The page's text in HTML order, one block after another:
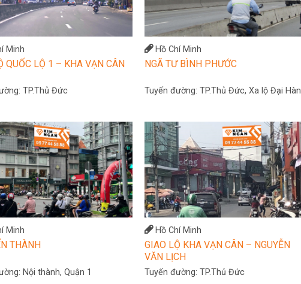
Minh
QUỐC LỘ 1 – KHA VẠN CÂN
TP.Thủ Đức
Hồ Chí Minh
NGÃ TƯ BÌNH PHƯỚC
Tuyến đường: TP.Thủ Đức, Xa lộ Đại Hàn
Minh
THÀNH
Nội thành, Quận 1
Hồ Chí Minh
GIAO LỘ KHA VẠN CÂN – NGUYỄN
VĂN LỊCH
Tuyến đường: TP.Thủ Đức